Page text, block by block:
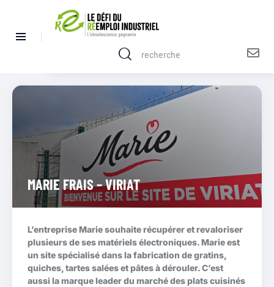
MARIE FRAIS – VIRIAT
L’entreprise Marie souhaite récupérer et revaloriser
plusieurs de ses matériels électroniques. Marie est
un site spécialisé dans la fabrication de gratins,
quiches, tartes salées et pâtes à dérouler. C’est
aussi la marque leader du marché des plats cuisinés